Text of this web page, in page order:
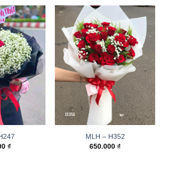
₫
MLH – H352
650.000₫